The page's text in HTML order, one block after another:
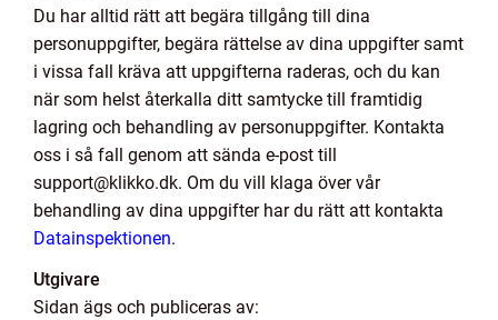
Du har alltid rätt att begära tillgång till dina
personuppgifter, begära rättelse av dina uppgifter samt
i vissa fall kräva att uppgifterna raderas, och du kan
när som helst återkalla ditt samtycke till framtidig
lagring och behandling av personuppgifter. Kontakta
oss i så fall genom att sända e-post till
support@klikko.dk. Om du vill klaga över vår
behandling av dina uppgifter har du rätt att kontakta
Datainspektionen.
Utgivare
Sidan ägs och publiceras av: